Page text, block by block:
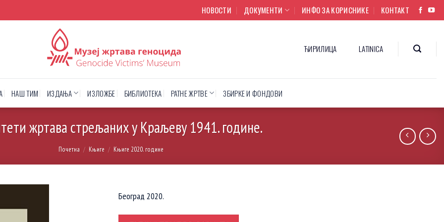
НОВОСТИ ДОКУМЕНТИ ИНФО ЗА КОРИСНИКЕ КОНТАКТ
ЋИРИЛИЦА LATINICA
НАШ ТИМ ИЗДАЊА ИЗЛОЖБЕ БИБЛИОТЕКА РАТНЕ ЖРТВЕ ЗБИРКЕ И ФОНДОВИ
жртава стрељаних у Краљеву 1941. године.
Почетна / Књиге / Књиге 2020. године
Београд 2020.